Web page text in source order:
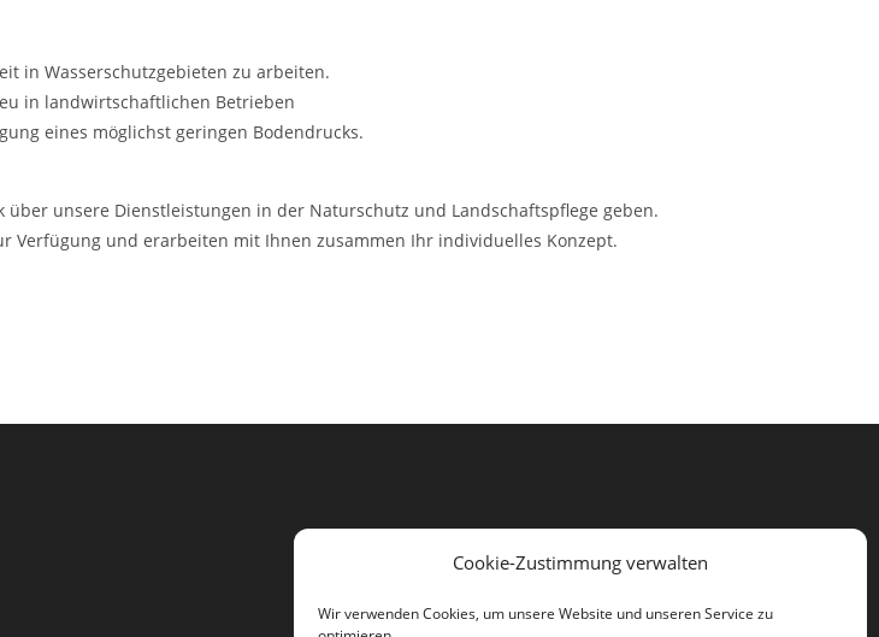
Cookie-Zustimmung verwalten
Wir verwenden Cookies, um unsere Website und unseren Service zu
in Wasserschutzgebieten zu arbeiten.
in landwirtschaftlichen Betrieben
eines möglichst geringen Bodendrucks.
unsere Dienstleistungen in der Naturschutz und Landschaftspflege geben.
und erarbeiten mit Ihnen zusammen Ihr individuelles Konzept.